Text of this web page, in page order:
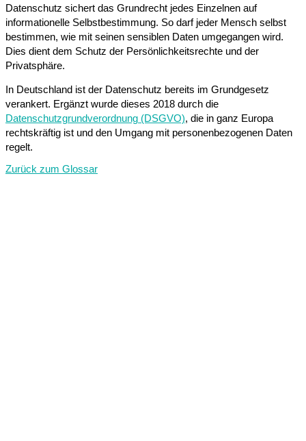
Datenschutz sichert das Grundrecht jedes Einzelnen auf
informationelle Selbstbestimmung. So darf jeder Mensch selbst
bestimmen, wie mit seinen sensiblen Daten umgegangen wird.
Dies dient dem Schutz der Persönlichkeitsrechte und der
Privatsphäre.
In Deutschland ist der Datenschutz bereits im Grundgesetz
verankert. Ergänzt wurde dieses 2018 durch die
Datenschutzgrundverordnung (DSGVO), die in ganz Europa
rechtskräftig ist und den Umgang mit personenbezogenen Daten
regelt.
Zurück zum Glossar